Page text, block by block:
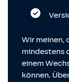
Wir meinen,
mindestens
einem
können.